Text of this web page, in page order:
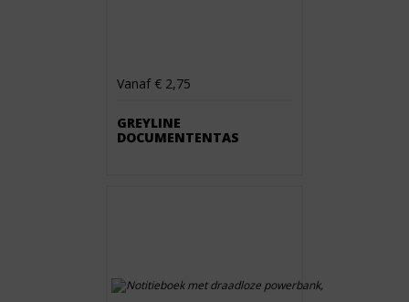
Vanaf € 2,75
GREYLINE
DOCUMENTENTAS